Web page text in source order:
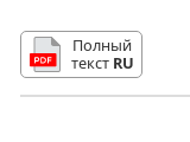
Полный
текст RU